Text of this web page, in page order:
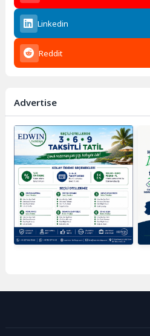
Linkedin
Reddit
Advertise